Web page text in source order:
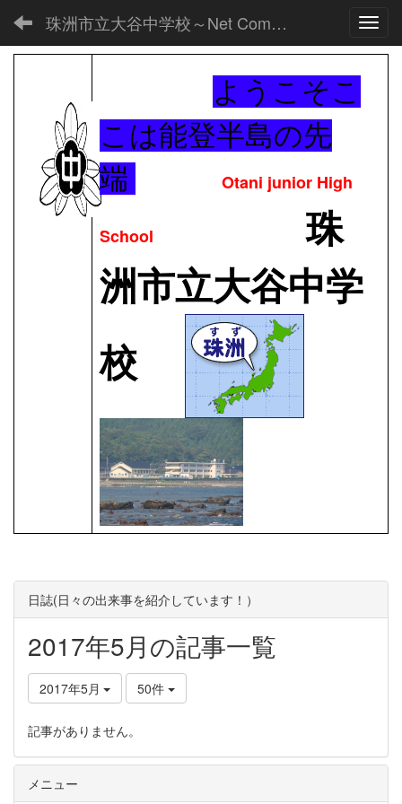
珠洲市立大谷中学校～Net Commons～
ようこそこ
こは能登半島の先
端
Otani junior High
School
珠
洲市立大谷中学
校
日誌(日々の出来事を紹介しています！）
2017年5月の記事一覧
2017年5月 50件
記事がありません。
メニュー